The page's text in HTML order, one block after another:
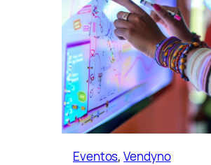
Eventos, Vendyno